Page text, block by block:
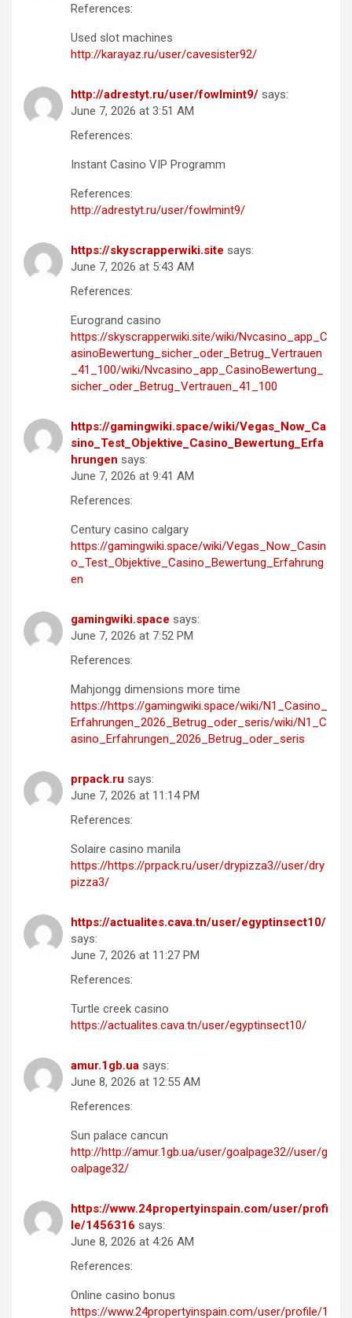
References:
Used slot machines
http://karayaz.ru/user/cavesister92/
http://adrestyt.ru/user/fowlmint9/ says:
June 7, 2026 at 3:51 AM
References:
Instant Casino VIP Programm
References:
http://adrestyt.ru/user/fowlmint9/
https://skyscrapperwiki.site says:
June 7, 2026 at 5:43 AM
References:
Eurogrand casino
https://skyscrapperwiki.site/wiki/Nvcasino_app_C
asinoBewertung_sicher_oder_Betrug_Vertrauen
_41_100/wiki/Nvcasino_app_CasinoBewertung_
sicher_oder_Betrug_Vertrauen_41_100
https://gamingwiki.space/wiki/Vegas_Now_Ca
sino_Test_Objektive_Casino_Bewertung_Erfa
hrungen says:
June 7, 2026 at 9:41 AM
References:
Century casino calgary
https://gamingwiki.space/wiki/Vegas_Now_Casin
o_Test_Objektive_Casino_Bewertung_Erfahrung
en
gamingwiki.space says:
June 7, 2026 at 7:52 PM
References:
Mahjongg dimensions more time
https://https://gamingwiki.space/wiki/N1_Casino_
Erfahrungen_2026_Betrug_oder_seris/wiki/N1_C
asino_Erfahrungen_2026_Betrug_oder_seris
prpack.ru says:
June 7, 2026 at 11:14 PM
References:
Solaire casino manila
https://https://prpack.ru/user/drypizza3//user/dry
pizza3/
https://actualites.cava.tn/user/egyptinsect10/
says:
June 7, 2026 at 11:27 PM
References:
Turtle creek casino
https://actualites.cava.tn/user/egyptinsect10/
amur.1gb.ua says:
June 8, 2026 at 12:55 AM
References:
Sun palace cancun
http://http://amur.1gb.ua/user/goalpage32//user/g
oalpage32/
https://www.24propertyinspain.com/user/profi
le/1456316 says:
June 8, 2026 at 4:26 AM
References:
Online casino bonus
https://www.24propertyinspain.com/user/profile/1